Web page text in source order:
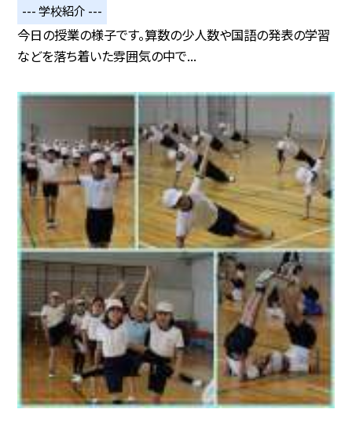
--- 学校紹介 ---
今日の授業の様子です。算数の少人数や国語の発表の学習
などを落ち着いた雰囲気の中で...